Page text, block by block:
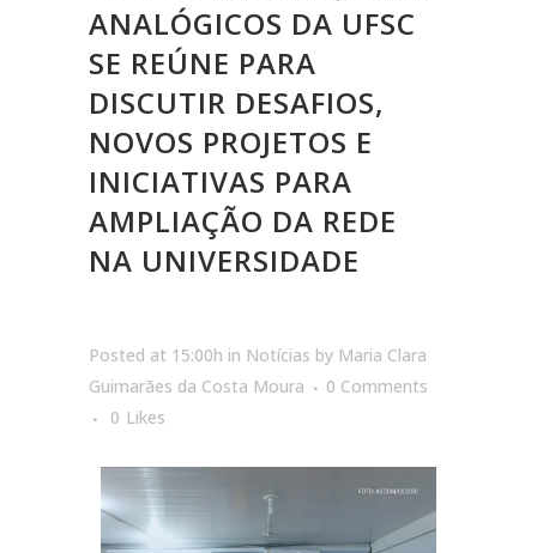
ANALÓGICOS DA UFSC
SE REÚNE PARA
DISCUTIR DESAFIOS,
NOVOS PROJETOS E
INICIATIVAS PARA
AMPLIAÇÃO DA REDE
NA UNIVERSIDADE
Posted at 15:00h in Notícias by Maria Clara
Guimarães da Costa Moura
0 Comments
0 Likes